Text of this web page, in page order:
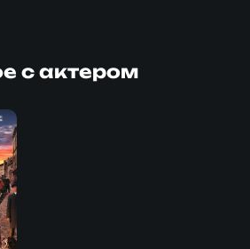
с актером